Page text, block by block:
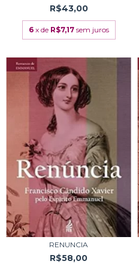
R$43,00
6 x de R$7,17 sem juros
RENUNCIA
R$58,00